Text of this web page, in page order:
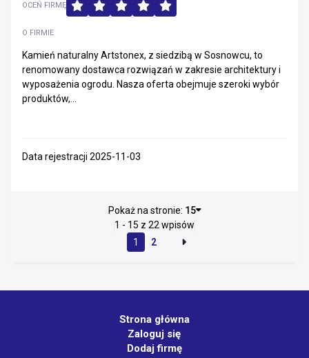
O FIRMIE
Kamień naturalny Artstonex, z siedzibą w Sosnowcu, to
renomowany dostawca rozwiązań w zakresie architektury i
wyposażenia ogrodu. Nasza oferta obejmuje szeroki wybór
produktów,...
OCEŃ FIRMĘ
Data rejestracji 2025-11-03
Pokaż na stronie: 15
1 - 15 z 22 wpisów
1
2
Strona główna
Zaloguj się
Dodaj firmę